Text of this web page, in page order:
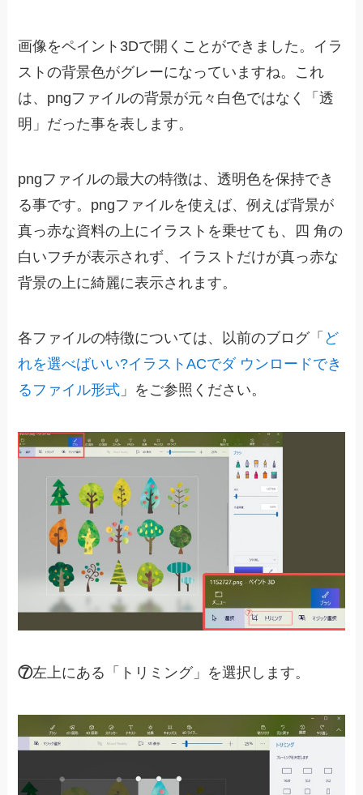
画像をペイント3Dで開くことができました。イラ
ストの背景色がグレーになっていますね。これ
は、pngファイルの背景が元々白色ではなく「透
明」だった事を表します。
pngファイルの最大の特徴は、透明色を保持でき
る事です。pngファイルを使えば、例えば背景が
真っ赤な資料の上にイラストを乗せても、四 角の
白いフチが表示されず、イラストだけが真っ赤な
背景の上に綺麗に表示されます。
各ファイルの特徴については、以前のブログ「 ど
れを選べばいい?イラストACでダ ウンロードでき
るファイル形式 」をご参照ください。
⑦左上にある「トリミング」を選択します。